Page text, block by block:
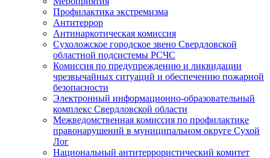
Профилактика экстремизма
Антитеррор
Антинаркотическая комиссия
Сухоложское городское звено Свердловской
областной подсистемы РСЧС
Комиссия по предупреждению и ликвидации
чрезвычайных ситуаций и обеспечению пожарной
безопасности
Электронный информационно-образовательный
комплекс Cвердловской области
Межведомственная комиссия по профилактике
правонарушений в муниципальном округе Сухой
Лог
Национальный антитеррористический комитет